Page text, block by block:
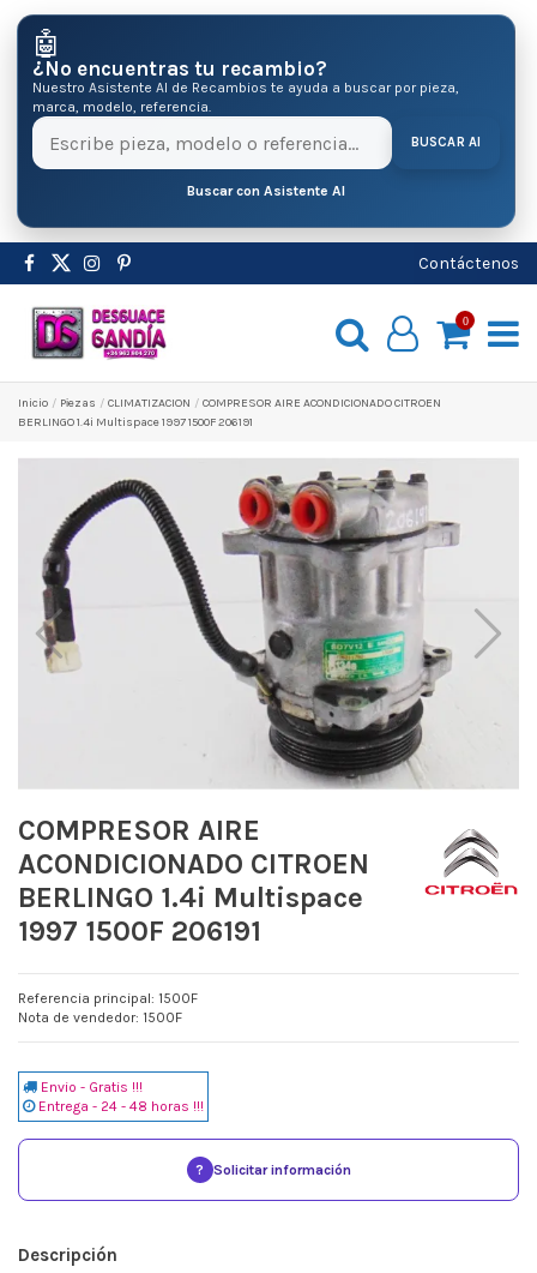
🤖
¿No encuentras tu recambio?
Nuestro Asistente AI de Recambios te ayuda a buscar por pieza,
marca, modelo, referencia.
BUSCAR AI
Buscar con Asistente AI
Contáctenos
0
Inicio Pіezas CLIMATIZACION
COMPRESOR AIRE ACONDICIONADO CITROEN
BERLINGO 1.4i Multispace 1997 1500F 206191
COMPRESOR AIRE
ACONDICIONADO CITROEN
BERLINGO 1.4i Multispace
1997 1500F 206191
Referencia principal: 1500F
Nota de vendedor: 1500F
Envio - Gratis !!!
Entrega - 24 - 48 horas !!!
? Solicitar información
Descripción